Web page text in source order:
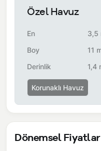
Önemli Bilgiler:
çalışma nedeniyle yol
Özel Havuz
En
3,5
Boy
11
Derinlik
1,4
Korunaklı Havuz
Dönemsel Fiyatlar